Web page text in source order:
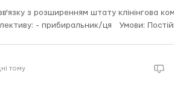
з розширенням штату клінінгова
ця Умови: Постійне працевлаштування або
тому